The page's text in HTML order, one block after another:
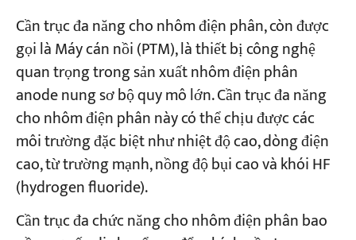
Cần trục đa năng cho nhôm điện phân, còn được
gọi là Máy cán nồi (PTM), là thiết bị công nghệ
quan trọng trong sản xuất nhôm điện phân
anode nung sơ bộ quy mô lớn. Cần trục đa năng
cho nhôm điện phân này có thể chịu được các
môi trường đặc biệt như nhiệt độ cao, dòng điện
cao, từ trường mạnh, nồng độ bụi cao và khói HF
(hydrogen fluoride).
Cần trục đa chức năng cho nhôm điện phân bao